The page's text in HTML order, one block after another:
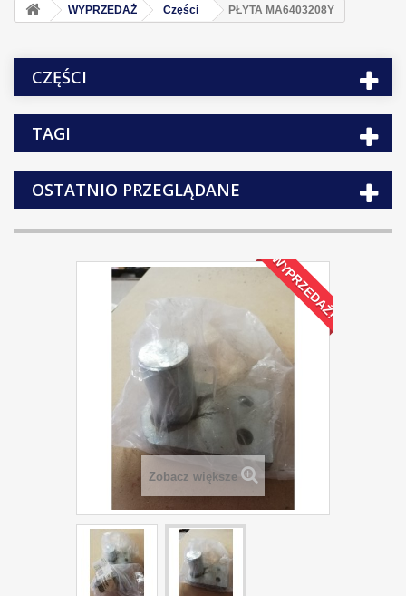
WYPRZEDAŻ Części PŁYTA MA6403208Y
CZĘŚCI
TAGI
OSTATNIO PRZEGLĄDANE
WYPRZEDAŻ!
Zobacz większe